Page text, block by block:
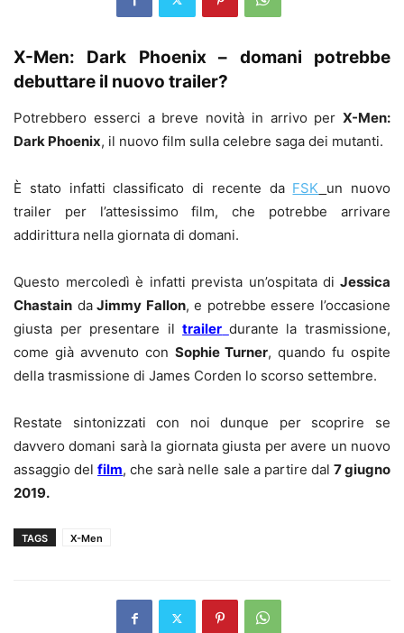
X-Men: Dark Phoenix – domani potrebbe
debuttare il nuovo trailer?
Potrebbero esserci a breve novità in arrivo per X-Men:
Dark Phoenix, il nuovo film sulla celebre saga dei mutanti.
È stato infatti classificato di recente da FSK un nuovo
trailer per l’attesissimo film, che potrebbe arrivare
addirittura nella giornata di domani.
Questo mercoledì è infatti prevista un’ospitata di Jessica
Chastain daJimmy Fallon, e potrebbe essere l’occasione
giusta per presentare iltrailer durante la trasmissione,
come già avvenuto con Sophie Turner, quando fu ospite
della trasmissione di James Corden lo scorso settembre.
Restate sintonizzati con noi dunque per scoprire se
davvero domani sarà la giornata giusta per avere un nuovo
assaggio delfilm, che sarà nelle sale a partire dal 7 giugno
2019.
TAGS X-Men